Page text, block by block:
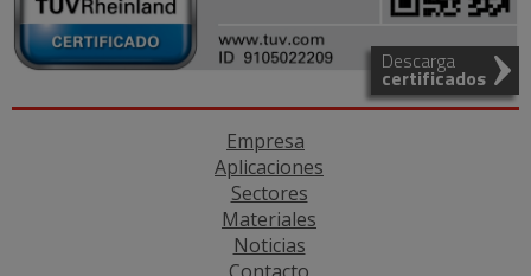
Descarga
certificados
Empresa
Aplicaciones
Sectores
Materiales
Noticias